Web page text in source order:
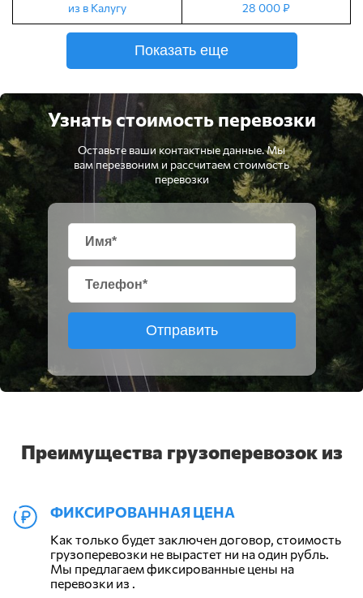
из в Калугу 28 000 ₽
Показать еще
Узнать стоимость перевозки
Оставьте ваши контактные данные. Мы
вам перезвоним и рассчитаем стоимость
перевозки
Отправить
Преимущества грузоперевозок из
ФИКСИРОВАННАЯ ЦЕНА
Как только будет заключен договор, стоимость
грузоперевозки не вырастет ни на один рубль.
Мы предлагаем фиксированные цены на
перевозки из .